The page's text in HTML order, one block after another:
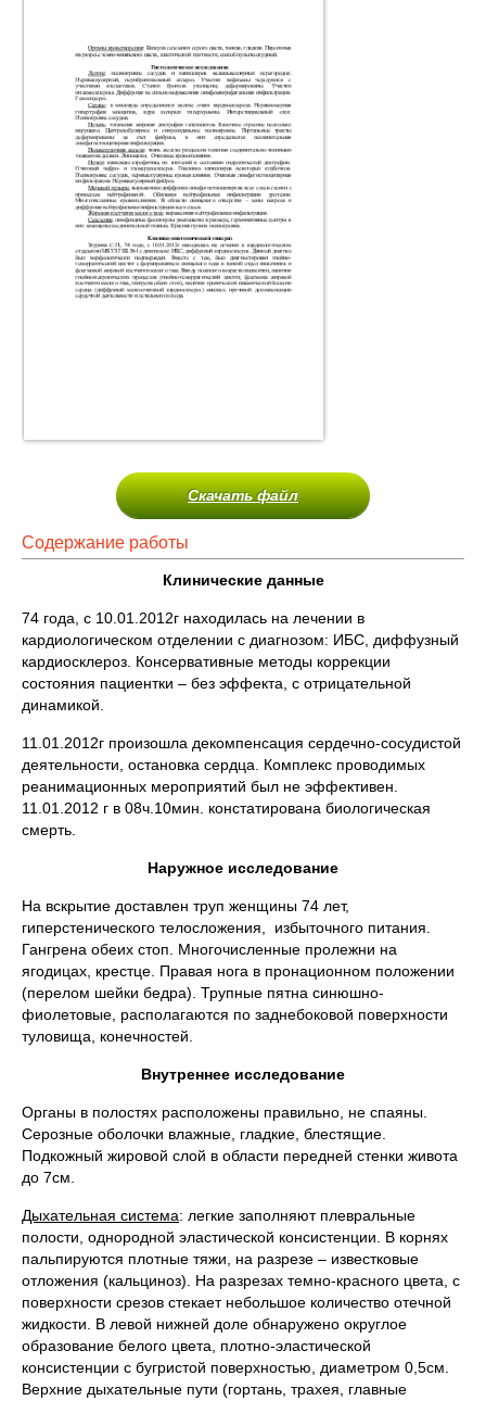
Скачать файл
Содержание работы
Клинические данные
74 года, с 10.01.2012г находилась на лечении в
кардиологическом отделении с диагнозом: ИБС, диффузный
кардиосклероз. Консервативные методы коррекции
состояния пациентки – без эффекта, с отрицательной
динамикой.
11.01.2012г произошла декомпенсация сердечно-сосудистой
деятельности, остановка сердца. Комплекс проводимых
реанимационных мероприятий был не эффективен.
11.01.2012 г в 08ч.10мин. констатирована биологическая
смерть.
Наружное исследование
На вскрытие доставлен труп женщины 74 лет,
гиперстенического телосложения, избыточного питания.
Гангрена обеих стоп. Многочисленные пролежни на
ягодицах, крестце. Правая нога в пронационном положении
(перелом шейки бедра). Трупные пятна синюшно-
фиолетовые, располагаются по заднебоковой поверхности
туловища, конечностей.
Внутреннее исследование
Органы в полостях расположены правильно, не спаяны.
Серозные оболочки влажные, гладкие, блестящие.
Подкожный жировой слой в области передней стенки живота
до 7см.
Дыхательная система: легкие заполняют плевральные
полости, однородной эластической консистенции. В корнях
пальпируются плотные тяжи, на разрезе – известковые
отложения (кальциноз). На разрезах темно-красного цвета, с
поверхности срезов стекает небольшое количество отечной
жидкости. В левой нижней доле обнаружено округлое
образование белого цвета, плотно-эластической
консистенции с бугристой поверхностью, диаметром 0,5см.
Верхние дыхательные пути (гортань, трахея, главные